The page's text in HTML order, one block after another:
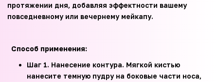
протяжении дня, добавляя эффектности вашему
повседневному или вечернему мейкапу.
Способ применения:
Шаг 1. Нанесение контура. Мягкой кистью
нанесите темную пудру на боковые части носа,